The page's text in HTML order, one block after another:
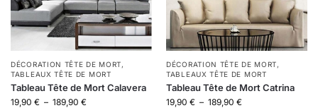
DÉCORATION TÊTE DE MORT,
TABLEAUX TÊTE DE MORT
Tableau Tête de Mort Calavera
19,90 € – 189,90 €
DÉCORATION TÊTE DE MORT,
TABLEAUX TÊTE DE MORT
Tableau Tête de Mort Catrina
19,90 € – 189,90 €